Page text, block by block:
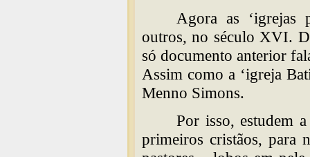
Agora as ‘igrejas
outros, no século XVI.
só documento anterior
Assim como a ‘igreja
Menno Simons.
Por isso, estudem
primeiros cristãos, para